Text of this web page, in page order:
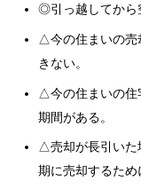
◎引っ越してから
△今の住まいの売
きない。
△今の住まいの住
期間がある。
△売却が長引いた
期に売却するため